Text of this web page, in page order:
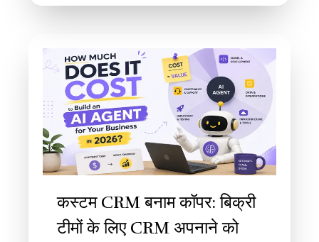
कस्टम CRM बनाम कॉपर: बिक्री
टीमों के लिए CRM अपनाने को